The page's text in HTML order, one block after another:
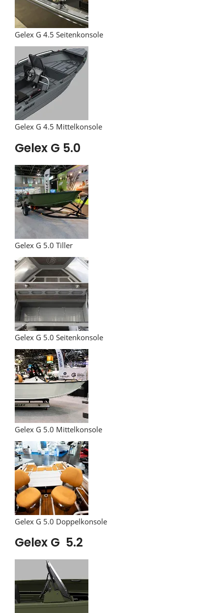
Gelex G 4.5 Seitenkonsole
Gelex G 4.5 Mittelkonsole
Gelex G 5.0
Gelex G 5.0 Tiller
Gelex G 5.0 Seitenkonsole
Gelex G 5.0 Mittelkonsole
Gelex G 5.0 Doppelkonsole
Gelex G 5.2